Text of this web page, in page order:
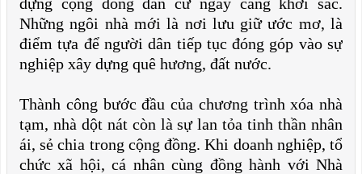
Những ngôi nhà mới là nơi lưu giữ ước mơ, là
điểm tựa để người dân tiếp tục đóng góp vào sự
nghiệp xây dựng quê hương, đất nước.
Thành công bước đầu của chương trình xóa nhà
tạm, nhà dột nát còn là sự lan tỏa tinh thần nhân
ái, sẻ chia trong cộng đồng. Khi doanh nghiệp, tổ
chức xã hội, cá nhân cùng đồng hành với Nhà